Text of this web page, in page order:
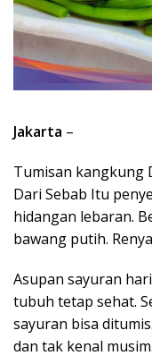
Jakarta –
Tumisan kangkung
Dari Sebab Itu
hidangan lebaran.
bawang putih.
Asupan sayuran
tubuh tetap sehat.
sayuran bisa
dan tak kenal musim.